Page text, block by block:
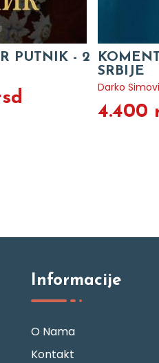
PUTNIK - 2
SRBIJE
Darko
4.400
Informacije
O Nama
Kontakt